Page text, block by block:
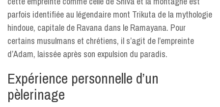
parfois identifiée au légendaire mont Trikuta de la mythologie
hindoue, capitale de Ravana dans le Ramayana. Pour
certains musulmans et chrétiens, il s’agit de l’empreinte
d’Adam, laissée après son expulsion du paradis.
Expérience personnelle d’un
pèlerinage